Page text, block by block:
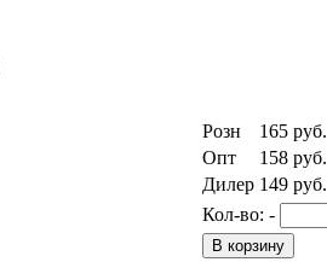
Розн 165 руб.
Опт
158 руб.
Дилер 149 руб.
Кол-во: -